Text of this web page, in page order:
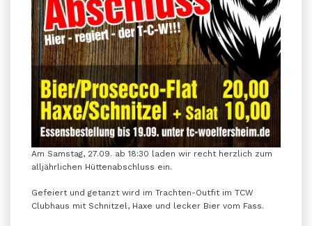
Am Samstag, 27.09. ab 18:30 laden wir recht herzlich zum
alljährlichen Hüttenabschluss ein.
Gefeiert und getanzt wird im Trachten-Outfit im TCW
Clubhaus mit Schnitzel, Haxe und lecker Bier vom Fass.